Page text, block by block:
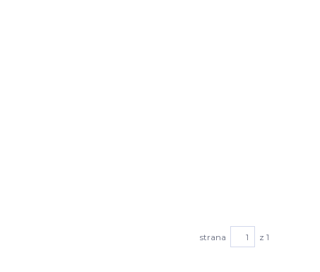
strana z 1